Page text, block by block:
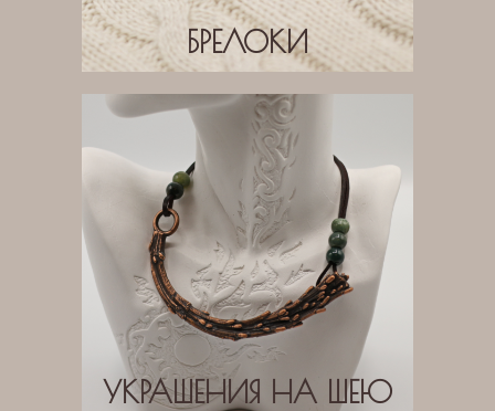
БРЕЛОКИ
УКРАШЕНИЯ НА ШЕЮ